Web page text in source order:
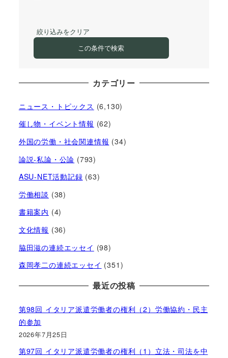
絞り込みをクリア
この条件で検索
カテゴリー
ニュース・トピックス (6,130)
催し物・イベント情報 (62)
外国の労働・社会関連情報 (34)
論説-私論・公論 (793)
ASU-NET活動記録 (63)
労働相談 (38)
書籍案内 (4)
文化情報 (36)
脇田滋の連続エッセイ (98)
森岡孝二の連続エッセイ (351)
最近の投稿
第98回 イタリア派遣労働者の権利（2）労働協約・民主
的参加
2026年7月25日
第97回 イタリア派遣労働者の権利（1）立法・司法を中